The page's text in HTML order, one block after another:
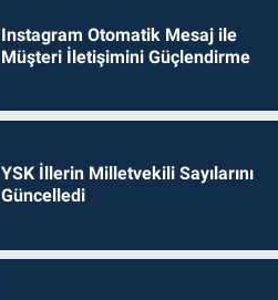
Instagram Otomatik Mesaj ile
Müşteri İletişimini Güçlendirme
YSK İllerin Milletvekili Sayılarını
Güncelledi